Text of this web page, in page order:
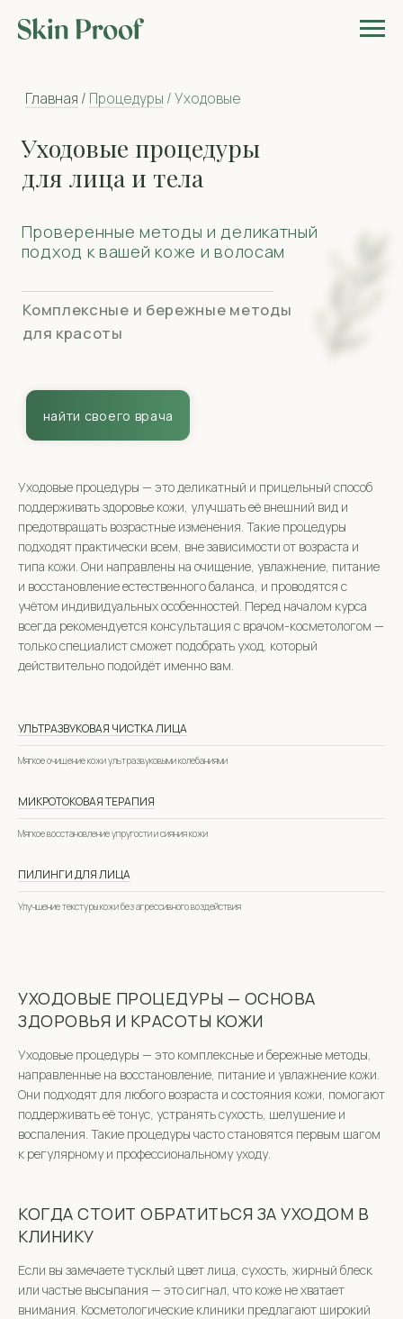
Уходовые процедуры
Проверенные методы и деликатный
подход к вашей коже и волосам
для красоты
Уходовые процедуры — это деликатный и прицельный способ
поддерживать здоровье кожи, улучшать её внешний вид и
предотвращать возрастные изменения. Такие процедуры
подходят практически всем, вне зависимости от возраста и
типа кожи. Они направлены на очищение, увлажнение, питание
и восстановление естественного баланса, и проводятся с
учётом индивидуальных особенностей. Перед началом курса
всегда рекомендуется консультация с врачом-косметологом —
только специалист сможет подобрать уход, который
действительно подойдёт именно вам.
УЛЬТРАЗВУКОВАЯ ЧИСТКА ЛИЦА
Мягкое очищение кожи ультразвуковыми колебаниями
МИКРОТОКОВАЯ ТЕРАПИЯ
Мягкое восстановление упругости и сияния кожи
ПИЛИНГИ ДЛЯ ЛИЦА
Улучшение текстуры кожи без агрессивного воздействия
УХОДОВЫЕ ПРОЦЕДУРЫ — ОСНОВА
ЗДОРОВЬЯ И КРАСОТЫ КОЖИ
Уходовые процедуры — это комплексные и бережные методы,
направленные на восстановление, питание и увлажнение кожи.
Они подходят для любого возраста и состояния кожи, помогают
поддерживать её тонус, устранять сухость, шелушение и
воспаления. Такие процедуры часто становятся первым шагом
к регулярному и профессиональному уходу.
КОГДА СТОИТ ОБРАТИТЬСЯ ЗА УХОДОМ В
КЛИНИКУ
Если вы замечаете тусклый цвет лица, сухость, жирный блеск
или частые высыпания — это сигнал, что коже не хватает
внимания. Косметологические клиники предлагают широкий